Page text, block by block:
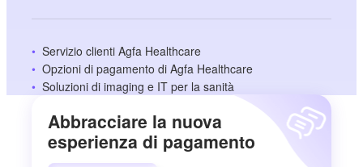
Servizio clienti Agfa Healthcare
Opzioni di pagamento di Agfa Healthcare
Soluzioni di imaging e IT per la sanità
Abbracciare la nuova
esperienza di pagamento